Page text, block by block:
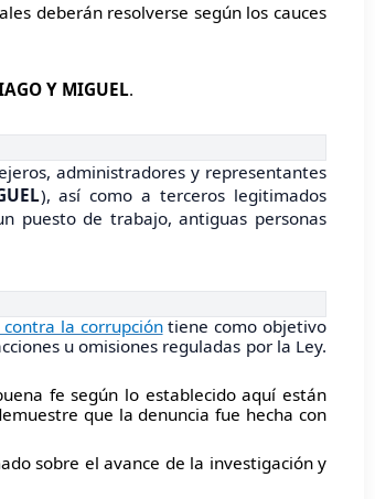
deberán resolverse según los cauces
Y MIGUEL.
administradores y representantes
), así como a terceros legitimados
puesto de trabajo, antiguas personas
la corrupcióntiene como objetivo
u omisiones reguladas por la Ley.
fe según lo establecido aquí están
que la denuncia fue hecha con
sobre el avance de la investigación y